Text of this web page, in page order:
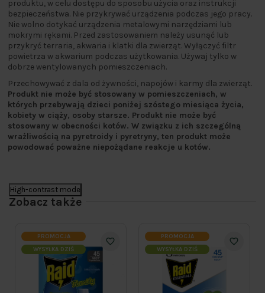
produktu, w celu dostępu do sposobu użycia oraz instrukcji
bezpieczeństwa. Nie przykrywać urządzenia podczas jego pracy.
Nie wolno dotykać urządzenia metalowymi narzędziami lub
mokrymi rękami. Przed zastosowaniem należy usunąć lub
przykryć terraria, akwaria i klatki dla zwierząt. Wyłączyć filtr
powietrza w akwarium podczas użytkowania. Używaj tylko w
dobrze wentylowanych pomieszczeniach.
Przechowywać z dala od żywności, napojów i karmy dla zwierząt.
Produkt nie może być stosowany w pomieszczeniach, w
których przebywają dzieci poniżej szóstego miesiąca życia,
kobiety w ciąży, osoby starsze. Produkt nie może być
stosowany w obecności kotów. W związku z ich szczególną
wrażliwością na pyretroidy i pyretryny, ten produkt może
powodować poważne niepożądane reakcje u kotów.
High-contrast mode
Zobacz także
PROMOCJA
WYSYŁKA DZIŚ
PROMOCJA
WYSYŁKA DZIŚ